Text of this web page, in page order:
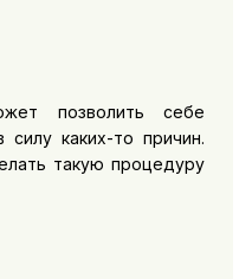
позволить себе
каких-то причин.
такую процедуру